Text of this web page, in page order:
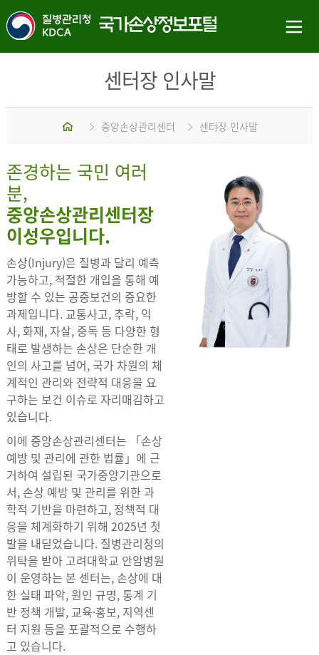
센터장 인사말
중앙손상관리센터 센터장 인사말
존경하는 국민 여러
분,
중앙손상관리센터장
이성우입니다.
손상(Injury)은 질병과 달리 예측
가능하고, 적절한 개입을 통해 예
방할 수 있는 공중보건의 중요한
과제입니다. 교통사고, 추락, 익
사, 화재, 자살, 중독 등 다양한 형
태로 발생하는 손상은 단순한 개
인의 사고를 넘어, 국가 차원의 체
계적인 관리와 전략적 대응을 요
구하는 보건 이슈로 자리매김하고
있습니다.
이에 중앙손상관리센터는 「손상
예방 및 관리에 관한 법률」에 근
거하여 설립된 국가중앙기관으로
서, 손상 예방 및 관리를 위한 과
학적 기반을 마련하고, 정책적 대
응을 체계화하기 위해 2025년 첫
발을 내딛었습니다. 질병관리청의
위탁을 받아 고려대학교 안암병원
이 운영하는 본 센터는, 손상에 대
한 실태 파악, 원인 규명, 통계 기
반 정책 개발, 교육·홍보, 지역센
터 지원 등을 포괄적으로 수행하
고 있습니다.